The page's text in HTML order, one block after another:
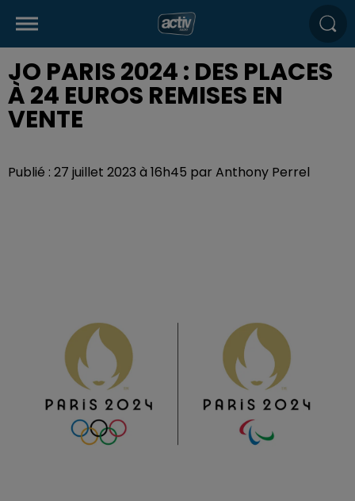
JO PARIS 2024 : DES PLACES
À 24 EUROS REMISES EN
VENTE
Publié : 27 juillet 2023 à 16h45 par Anthony Perrel